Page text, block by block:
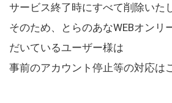
サービス終了時にすべて削除いた
そのため、とらのあなWEBオンリ
だいているユーザー様は
事前のアカウント停止等の対応は